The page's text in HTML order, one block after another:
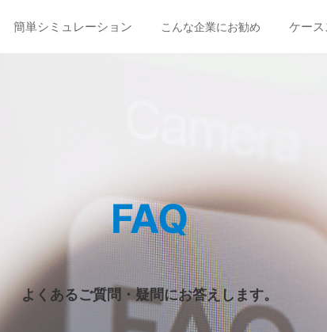
簡単シミュレーション こんな企業にお勧め ケー
FAQ
よくあるご質問・疑問にお答えします。